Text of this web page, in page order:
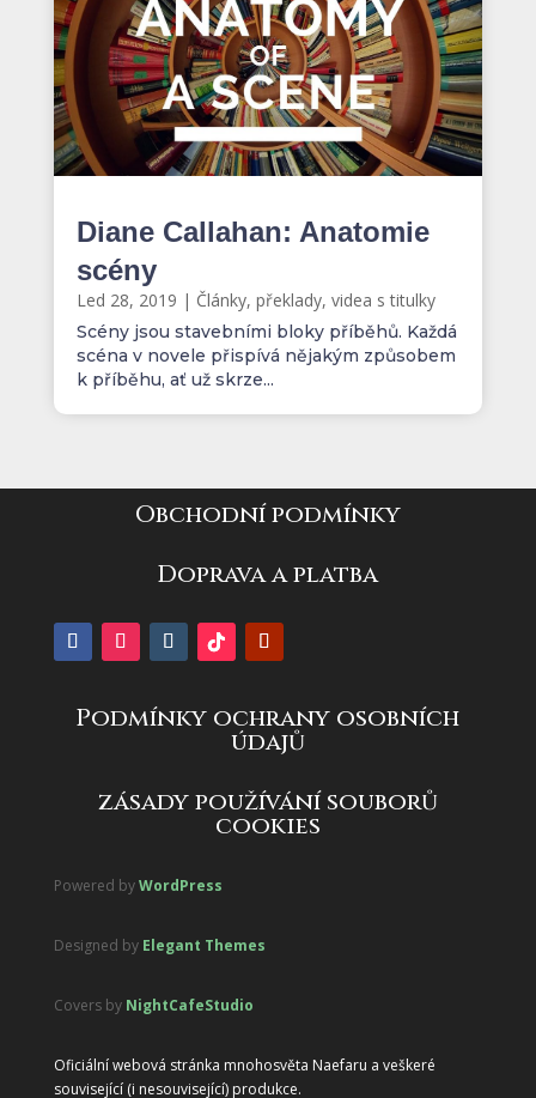
Diane Callahan: Anatomie
scény
Led 28, 2019 | Články, překlady, videa s titulky
Scény jsou stavebními bloky příběhů. Každá
scéna v novele přispívá nějakým způsobem
k příběhu, ať už skrze...
Obchodní podmínky
Doprava a platba
Podmínky ochrany osobních
údajů
zásady používání souborů
cookies
Powered byWordPress
Designed by Elegant Themes
Covers by NightCafeStudio
Oficiální webová stránka mnohosvěta Naefaru a veškeré
související (i nesouvisející) produkce.